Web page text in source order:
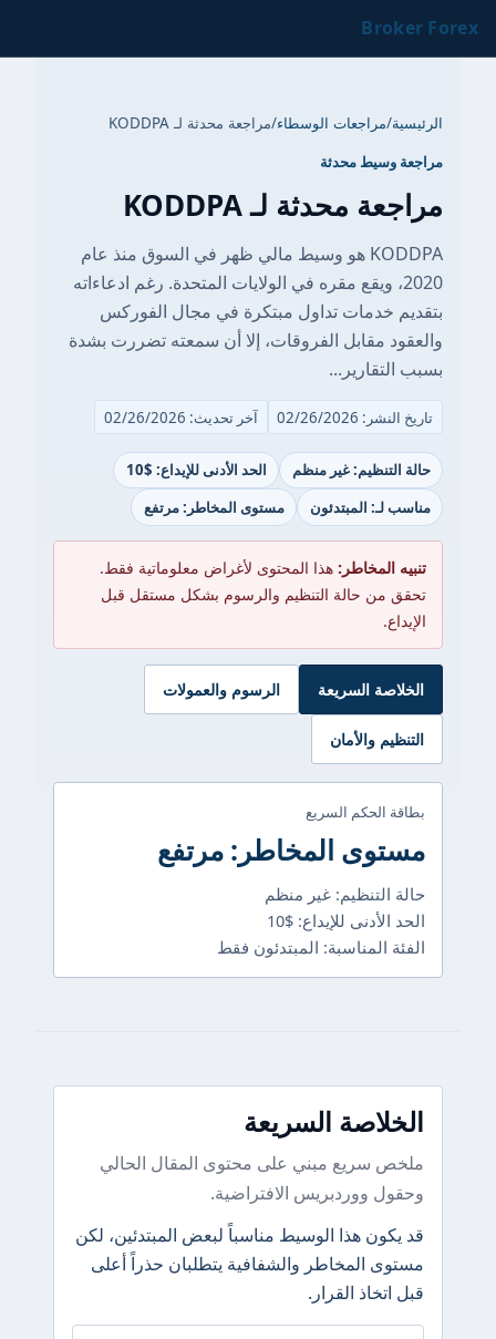
Broker Forex
الرئيسية/مراجعات الوسطاء/مراجعة محدثة لـ KODDPA
مراجعة وسيط محدثة
مراجعة محدثة لـ KODDPA
KODDPA هو وسيط مالي ظهر في السوق منذ عام
2020، ويقع مقره في الولايات المتحدة. رغم ادعاءاته
بتقديم خدمات تداول مبتكرة في مجال الفوركس
والعقود مقابل الفروقات، إلا أن سمعته تضررت بشدة
بسبب التقارير...
تاريخ النشر: 02/26/2026 آخر تحديث: 02/26/2026
حالة التنظيم: غير منظم
الحد الأدنى للإيداع: $10
مناسب لـ: المبتدئون
مستوى المخاطر: مرتفع
تنبيه المخاطر: هذا المحتوى لأغراض معلوماتية فقط.
تحقق من حالة التنظيم والرسوم بشكل مستقل قبل
الإيداع.
الخلاصة السريعة الرسوم والعمولات
التنظيم والأمان
بطاقة الحكم السريع
مستوى المخاطر: مرتفع
حالة التنظيم: غير منظم
الحد الأدنى للإيداع: $10
الفئة المناسبة: المبتدئون فقط
الخلاصة السريعة
ملخص سريع مبني على محتوى المقال الحالي
وحقول ووردبريس الافتراضية.
قد يكون هذا الوسيط مناسباً لبعض المبتدئين، لكن
مستوى المخاطر والشفافية يتطلبان حذراً أعلى
قبل اتخاذ القرار.